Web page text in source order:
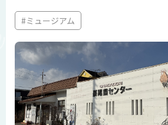
#ミュージアム